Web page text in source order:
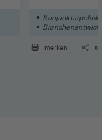
Konjunkturpolitik
merken